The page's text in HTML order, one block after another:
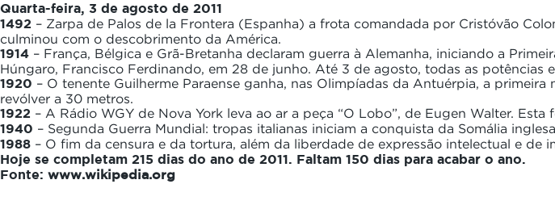
Quarta-feira, 3 de agosto de 2011
1492 – Zarpa de Palos de la Frontera (Espanha) a frota comandada por Cristóvão
culminou com o descobrimento da América.
1914 – França, Bélgica e Grã-Bretanha declaram guerra à Alemanha, iniciando a
Húngaro, Francisco Ferdinando, em 28 de junho. Até 3 de agosto, todas as potências
1920 – O tenente Guilherme Paraense ganha, nas Olimpíadas da Antuérpia, a
revólver a 30 metros.
1922 – A Rádio WGY de Nova York leva ao ar a peça “O Lobo”, de Eugen Walter.
1940 – Segunda Guerra Mundial: tropas italianas iniciam a conquista da Somália
1988 – O fim da censura e da tortura, além da liberdade de expressão intelectual e de
Hoje se completam 215 dias do ano de 2011. Faltam 150 dias para acabar o ano.
Fonte: www.wikipedia.org